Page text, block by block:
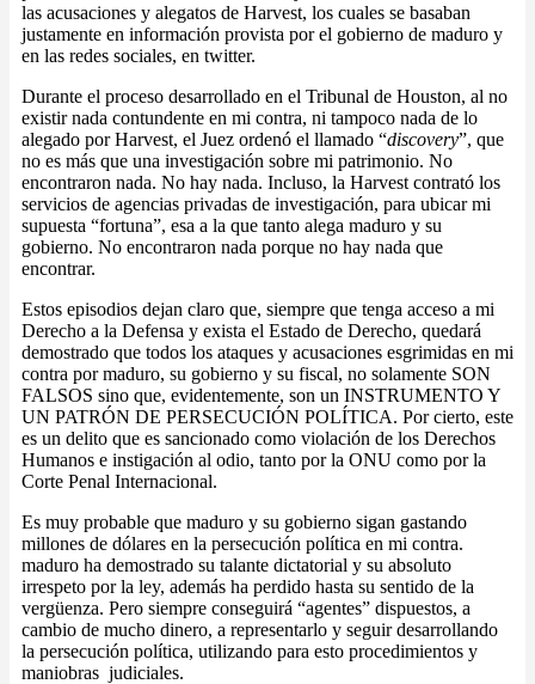
las acusaciones y alegatos de Harvest, los cuales se basaban
justamente en información provista por el gobierno de maduro y
en las redes sociales, en twitter.
Durante el proceso desarrollado en el Tribunal de Houston, al no
existir nada contundente en mi contra, ni tampoco nada de lo
alegado por Harvest, el Juez ordenó el llamado “discovery”, que
no es más que una investigación sobre mi patrimonio. No
encontraron nada. No hay nada. Incluso, la Harvest contrató los
servicios de agencias privadas de investigación, para ubicar mi
supuesta “fortuna”, esa a la que tanto alega maduro y su
gobierno. No encontraron nada porque no hay nada que
encontrar.
Estos episodios dejan claro que, siempre que tenga acceso a mi
Derecho a la Defensa y exista el Estado de Derecho, quedará
demostrado que todos los ataques y acusaciones esgrimidas en mi
contra por maduro, su gobierno y su fiscal, no solamente SON
FALSOS sino que, evidentemente, son un INSTRUMENTO Y
UN PATRÓN DE PERSECUCIÓN POLÍTICA. Por cierto, este
es un delito que es sancionado como violación de los Derechos
Humanos e instigación al odio, tanto por la ONU como por la
Corte Penal Internacional.
Es muy probable que maduro y su gobierno sigan gastando
millones de dólares en la persecución política en mi contra.
maduro ha demostrado su talante dictatorial y su absoluto
irrespeto por la ley, además ha perdido hasta su sentido de la
vergüenza. Pero siempre conseguirá “agentes” dispuestos, a
cambio de mucho dinero, a representarlo y seguir desarrollando
la persecución política, utilizando para esto procedimientos y
maniobras judiciales.